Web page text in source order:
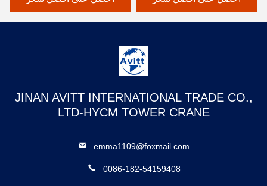
JINAN AVITT INTERNATIONAL TRADE CO.,
LTD-HYCM TOWER CRANE
emma1109@foxmail.com
0086-182-54159408